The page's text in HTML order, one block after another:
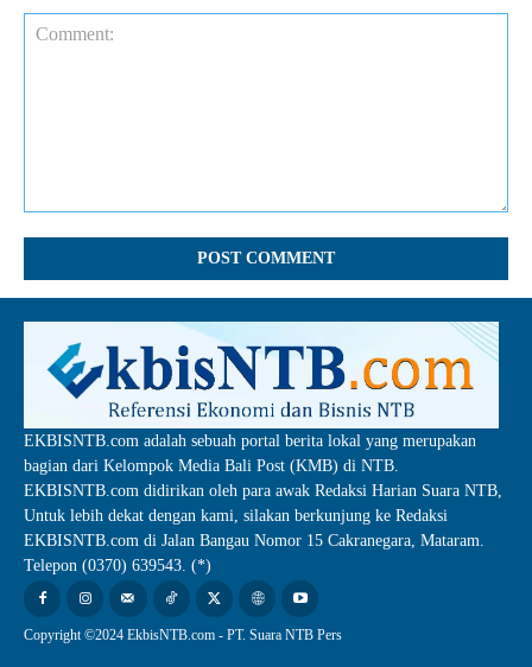
EKBISNTB.com adalah sebuah portal berita lokal yang merupakan
bagian dari Kelompok Media Bali Post (KMB) di NTB.
EKBISNTB.com didirikan oleh para awak Redaksi Harian Suara NTB,
Untuk lebih dekat dengan kami, silakan berkunjung ke Redaksi
EKBISNTB.com di Jalan Bangau Nomor 15 Cakranegara, Mataram.
Telepon (0370) 639543. (*)
Copyright ©2024 EkbisNTB.com - PT. Suara NTB Pers